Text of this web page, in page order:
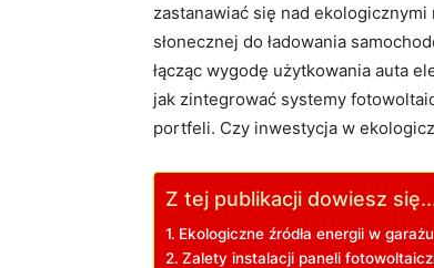
zastanawiać się⁢ nad‍
słonecznej do ładowania
łącząc wygodę użytkowania auta
jak zintegrować systemy
portfeli. Czy inwestycja w
Z tej publikacji dowiesz
Ekologiczne źródła energii⁣ w garażu
Zalety instalacji paneli